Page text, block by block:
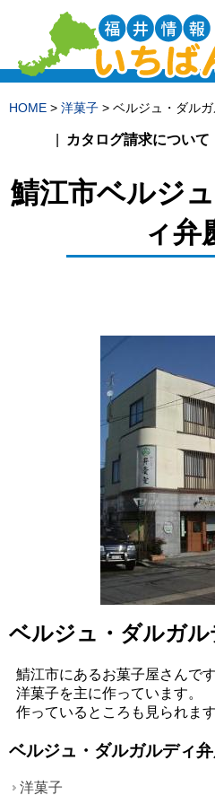
HOME > 洋菓子 > ベルジュ・ダル
カタログ請求について
鯖江市ベルジ
ィ弁
ベルジュ・ダルガル
鯖江市にあるお菓子屋さんです
洋菓子を主に作っています。
作っているところも見られます
ベルジュ・ダルガルディ
洋菓子